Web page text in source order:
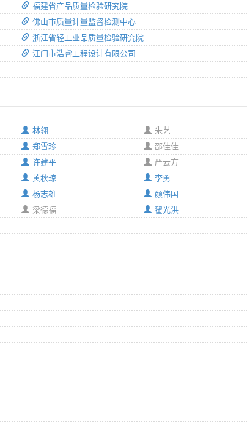
福建省产品质量检验研究院
佛山市质量计量监督检测中心
浙江省轻工业品质量检验研究院
江门市浩睿工程设计有限公司
林翎
朱艺
郑雪珍
邵佳佳
许建平
严云方
黄秋琼
李勇
杨志雄
颜伟国
梁德福
翟光洪